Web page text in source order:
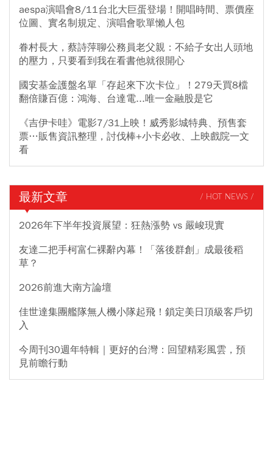
aespa演唱會8/11台北大巨蛋登場！開唱時間、票價座
位圖、實名制規定、演唱會歌單懶人包
眷村長大，蔡詩萍聊公務員老父親：不給子女出人頭地
的壓力，只要看到我在看書他就很開心
國安基金護盤名單「存起來下次卡位」！279天買8檔
翻倍賺百億：鴻海、台達電...唯一金融股是它
《吉伊卡哇》電影7/31上映！威秀影城特典、預售套
票…販售資訊整理，討伐棒+小卡必收、上映戲院一文
看
最新文章 / HOT NEWS /
2026年下半年投資展望：狂熱漲勢 vs 嚴峻現實
友達二把手柯富仁裸辭內幕！「落後群創」成最後稻
草？
2026前進大南方論壇
佳世達集團艦隊無人機小隊起飛！鎖定美日頂級客戶切
入
今周刊30週年特輯｜更好的台灣：回望精彩風雲，預
見前瞻行動